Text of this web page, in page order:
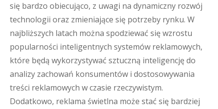
się bardzo obiecująco, z uwagi na dynamiczny rozwój
technologii oraz zmieniające się potrzeby rynku. W
najbliższych latach można spodziewać się wzrostu
popularności inteligentnych systemów reklamowych,
które będą wykorzystywać sztuczną inteligencję do
analizy zachowań konsumentów i dostosowywania
treści reklamowych w czasie rzeczywistym.
Dodatkowo, reklama świetlna może stać się bardziej